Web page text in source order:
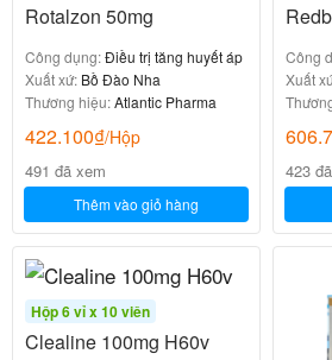
Rotalzon 50mg
Công dụng:Điều trị tăng huyết áp
Xuất xứ: Bồ Đào Nha
Thương hiệu:Atlantic Pharma
422.100₫/Hộp
491 đã xem
Thêm vào giỏ hàng
Công
dày
Xuất
423
Hộp 6 vỉ x 10 viên
Clealine 100mg H60v